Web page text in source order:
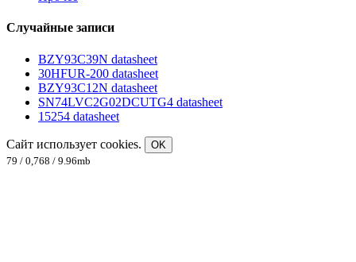
Случайные записи
BZY93C39N datasheet
30HFUR-200 datasheet
BZY93C12N datasheet
SN74LVC2G02DCUTG4 datasheet
15254 datasheet
Сайт использует cookies.
OK
79 / 0,768 / 9.96mb